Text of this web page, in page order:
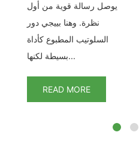
يوصل رسالة قوية من أول
نظرة. وهنا بييجي دور
السلوتيب المطبوع كأداة
بسيطة لكنها...
READ MORE